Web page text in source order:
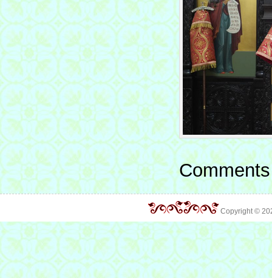
Copyright ©